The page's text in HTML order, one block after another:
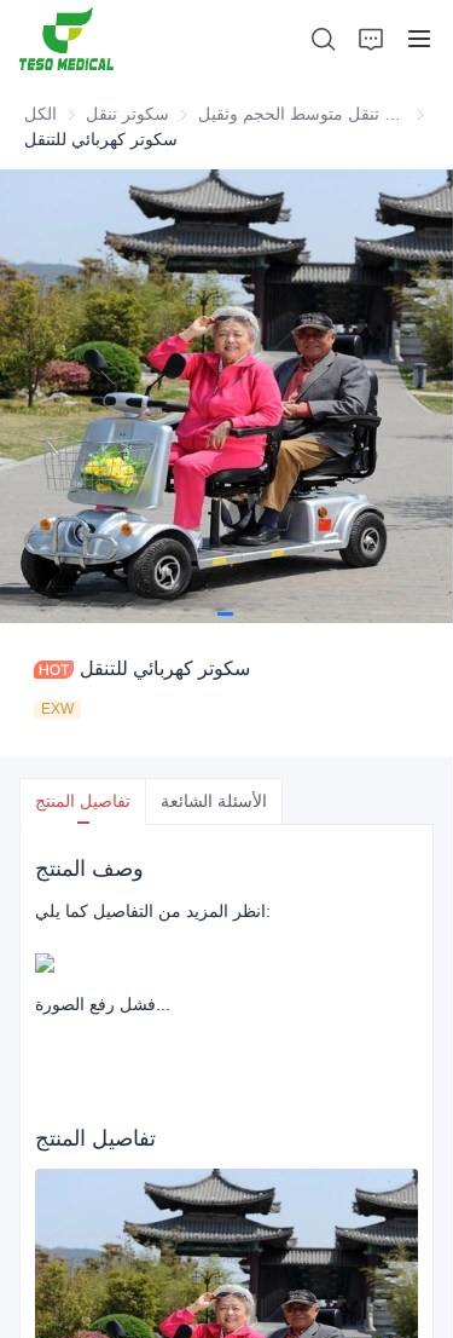
الكل سكوتر تنقل سكوتر تنقل
سكوتر كهربائي للتنقل
سكوتر كهربائي للتنقل
EXW
تفاصيل المنتج الأسئلة الشائعة
وصف المنتج
انظر المزيد من التفاصيل كما يلي:
تفاصيل المنتج
معلومات عنا
الأخبار وقضايا التعاون
قواعد التصنيع والعمليات
يدعم